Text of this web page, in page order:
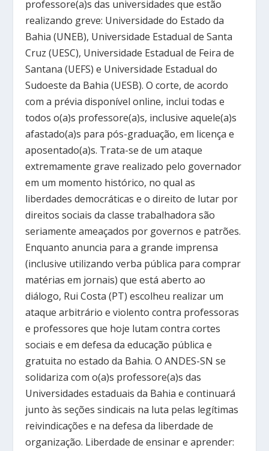
professore(a)s das universidades que estão
realizando greve: Universidade do Estado da
Bahia (UNEB), Universidade Estadual de Santa
Cruz (UESC), Universidade Estadual de Feira de
Santana (UEFS) e Universidade Estadual do
Sudoeste da Bahia (UESB). O corte, de acordo
com a prévia disponível online, inclui todas e
todos o(a)s professore(a)s, inclusive aquele(a)s
afastado(a)s para pós-graduação, em licença e
aposentado(a)s. Trata-se de um ataque
extremamente grave realizado pelo governador
em um momento histórico, no qual as
liberdades democráticas e o direito de lutar por
direitos sociais da classe trabalhadora são
seriamente ameaçados por governos e patrões.
Enquanto anuncia para a grande imprensa
(inclusive utilizando verba pública para comprar
matérias em jornais) que está aberto ao
diálogo, Rui Costa (PT) escolheu realizar um
ataque arbitrário e violento contra professoras
e professores que hoje lutam contra cortes
sociais e em defesa da educação pública e
gratuita no estado da Bahia. O ANDES-SN se
solidariza com o(a)s professore(a)s das
Universidades estaduais da Bahia e continuará
junto às seções sindicais na luta pelas legítimas
reivindicações e na defesa da liberdade de
organização. Liberdade de ensinar e aprender: